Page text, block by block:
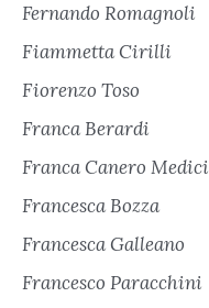
Fernando Romagnoli
Fiammetta Cirilli
Fiorenzo Toso
Franca Berardi
Franca Canero Medici
Francesca Bozza
Francesca Galleano
Francesco Paracchini